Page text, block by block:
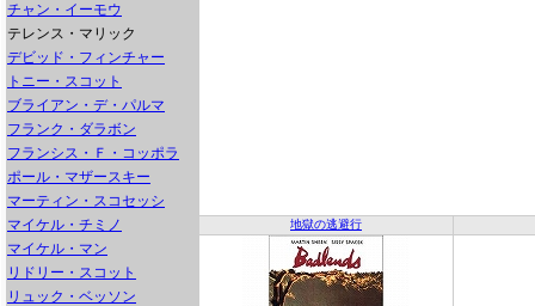
チャン・イーモウ
テレンス・マリック
デビッド・フィンチャー
トニー・スコット
ブライアン・デ・パルマ
フランク・ダラボン
フランシス・Ｆ・コッポラ
ポール・マザースキー
マーティン・スコセッシ
マイケル・チミノ
マイケル・マン
リドリー・スコット
リュック・ベッソン
地獄の逃避行